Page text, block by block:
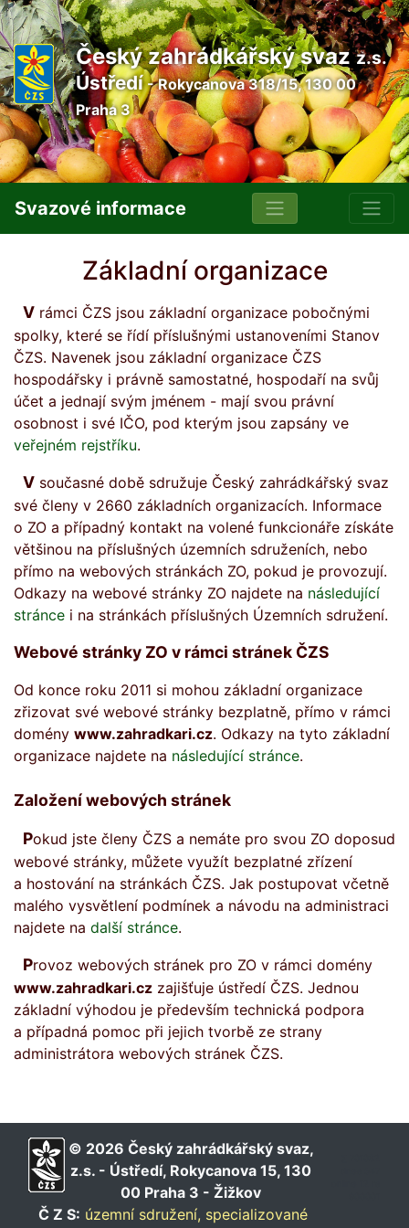
Český zahrádkářský svazz.s.
Ústředí- Rokycanova 318/15, 130 00
Praha 3
Svazové informace
Základní organizace
V rámci ČZS jsou základní organizace pobočnými
spolky, které se řídí příslušnými ustanoveními Stanov
ČZS. Navenek jsou základní organizace ČZS
hospodářsky i právně samostatné, hospodaří na svůj
účet a jednají svým jménem - mají svou právní
osobnost i své IČO, pod kterým jsou zapsány ve
veřejném rejstříku.
V současné době sdružuje Český zahrádkářský svaz
své členy v 2660 základních organizacích. Informace
o ZO a případný kontakt na volené funkcionáře získáte
většinou na příslušných územních sdruženích, nebo
přímo na webových stránkách ZO, pokud je provozují.
Odkazy na webové stránky ZO najdete na následující
stránce i na stránkách příslušných Územních sdružení.
Webové stránky ZO v rámci stránek ČZS
Od konce roku 2011 si mohou základní organizace
zřizovat své webové stránky bezplatně, přímo v rámci
domény www.zahradkari.cz. Odkazy na tyto základní
organizace najdete na následující stránce.
Založení webových stránek
Pokud jste členy ČZS a nemáte pro svou ZO doposud
webové stránky, můžete využít bezplatné zřízení
a hostování na stránkách ČZS. Jak postupovat včetně
malého vysvětlení podmínek a návodu na administraci
najdete na další stránce.
Provoz webových stránek pro ZO v rámci domény
www.zahradkari.cz zajišťuje ústředí ČZS. Jednou
základní výhodou je především technická podpora
a případná pomoc při jejich tvorbě ze strany
administrátora webových stránek ČZS.
© 2026 Český zahrádkářský svaz,
z.s. - Ústředí, Rokycanova 15, 130
00 Praha 3 - Žižkov
Č Z S: územní sdružení, specializované